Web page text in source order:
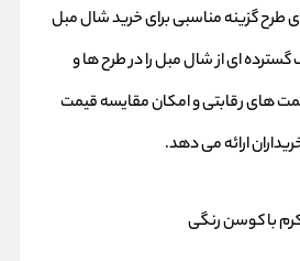
طرح گزینه مناسبی برای خرید شال مبل
ای از شال مبل را در طرح ها و
های رقابتی و امکان مقایسه قیمت
ارائه می دهد.
با کوسن رنگی